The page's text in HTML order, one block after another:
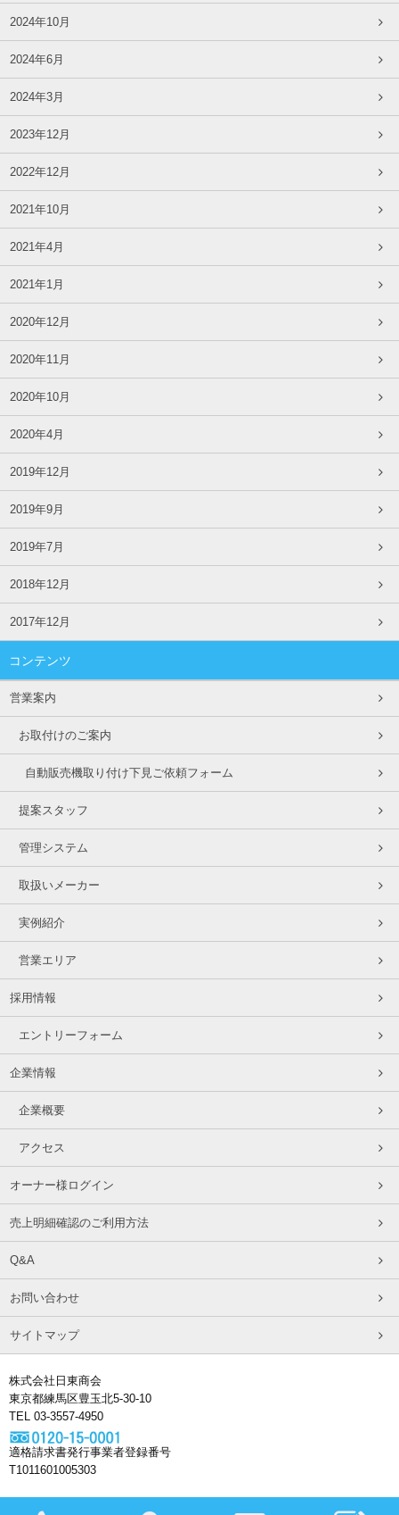
2024年10月
2024年6月
2024年3月
2023年12月
2022年12月
2021年10月
2021年4月
2021年1月
2020年12月
2020年11月
2020年10月
2020年4月
2019年12月
2019年9月
2019年7月
2018年12月
2017年12月
コンテンツ
営業案内
お取付けのご案内
自動販売機取り付け下見ご依頼フォーム
提案スタッフ
管理システム
取扱いメーカー
実例紹介
営業エリア
採用情報
エントリーフォーム
企業情報
企業概要
アクセス
オーナー様ログイン
売上明細確認のご利用方法
Q&A
お問い合わせ
サイトマップ
株式会社日東商会
東京都練馬区豊玉北5-30-10
TEL 03-3557-4950
適格請求書発行事業者登録番号
T1011601005303